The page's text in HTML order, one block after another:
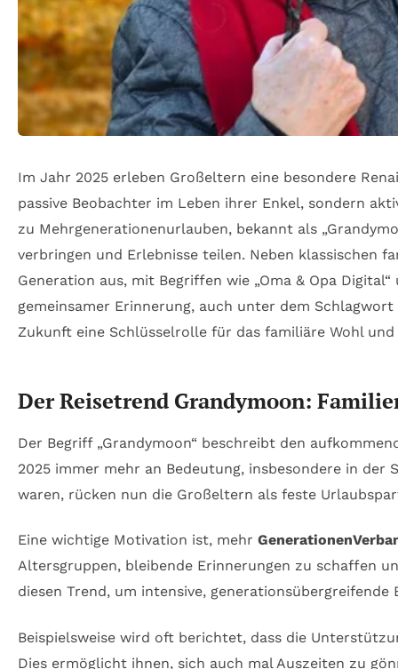
Im Jahr 2025 erleben Großeltern eine besondere
passive Beobachter im Leben ihrer Enkel, sondern
zu Mehrgenerationenurlauben, bekannt als
verbringen und Erlebnisse teilen. Neben klassischen
Generation aus, mit Begriffen wie „Oma & Opa
gemeinsamer Erinnerung, auch unter dem
Zukunft eine Schlüsselrolle für das familiäre Wohl
Der Reisetrend Grandymoon:
Der Begriff „Grandymoon“ beschreibt den
2025 immer mehr an Bedeutung, insbesondere in
waren, rücken nun die Großeltern als feste
Eine wichtige Motivation ist, mehr
Altersgruppen, bleibende Erinnerungen zu schaffen
diesen Trend, um intensive, generationsübergreifende
Beispielsweise wird oft berichtet, dass die
Dies ermöglicht ihnen, sich auch mal Auszeiten zu